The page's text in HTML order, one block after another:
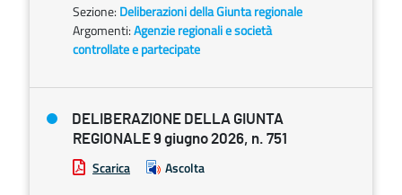
Sezione: Deliberazioni della Giunta regionale
Argomenti:Agenzie regionali e società
controllate e partecipate
DELIBERAZIONE DELLA GIUNTA
REGIONALE 9 giugno 2026, n. 751
Scarica Ascolta